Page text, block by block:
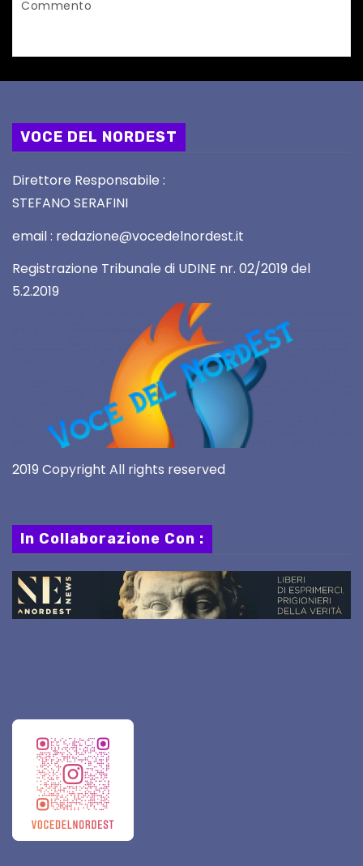
Commento
VOCE DEL NORDEST
Direttore Responsabile :
STEFANO SERAFINI
email : redazione@vocedelnordest.it
Registrazione Tribunale di UDINE nr. 02/2019 del
5.2.2019
2019 Copyright All rights reserved
In Collaborazione Con :